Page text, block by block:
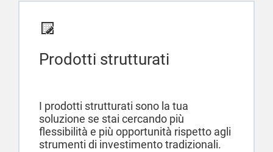
Prodotti strutturati
I prodotti strutturati sono la tua
soluzione se stai cercando più
flessibilità e più opportunità rispetto agli
strumenti di investimento tradizionali.